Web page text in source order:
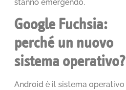
stanno emergendo.
Google Fuchsia:
perché un nuovo
sistema operativo?
Android è il sistema operativo